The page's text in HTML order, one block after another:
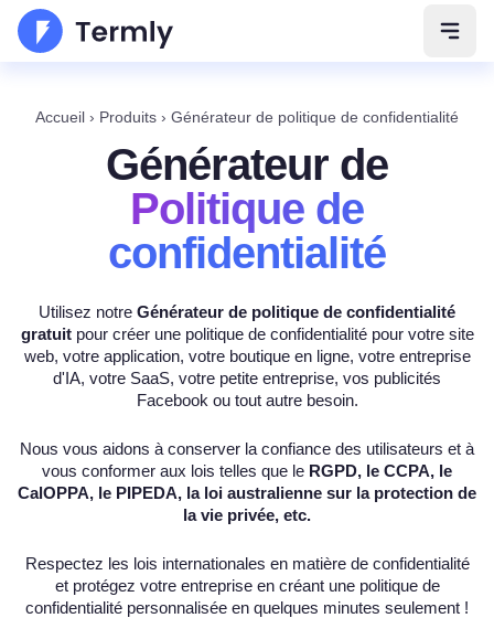
Accueil › Produits › Générateur de politique de confidentialité
Générateur de
Politique de
confidentialité
Utilisez notre Générateur de politique de confidentialité
gratuitpour créer une politique de confidentialité pour votre site
web, votre application, votre boutique en ligne, votre entreprise
d'IA, votre SaaS, votre petite entreprise, vos publicités
Facebook ou tout autre besoin.
Nous vous aidons à conserver la confiance des utilisateurs et à
vous conformer aux lois telles que le RGPD, le CCPA, le
CalOPPA, le PIPEDA, la loi australienne sur la protection de
la vie privée, etc.
Respectez les lois internationales en matière de confidentialité
et protégez votre entreprise en créant une politique de
confidentialité personnalisée en quelques minutes seulement !